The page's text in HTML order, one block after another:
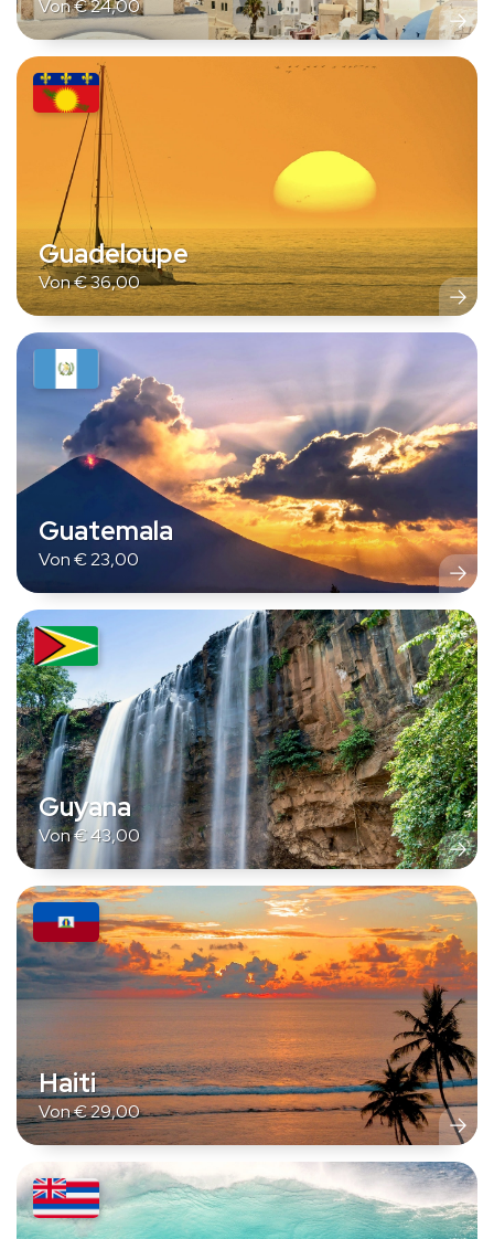
Von€24,00
Guadeloupe
Von€36,00
Guatemala
Von€23,00
Guyana
Von€43,00
Haiti
Von€29,00